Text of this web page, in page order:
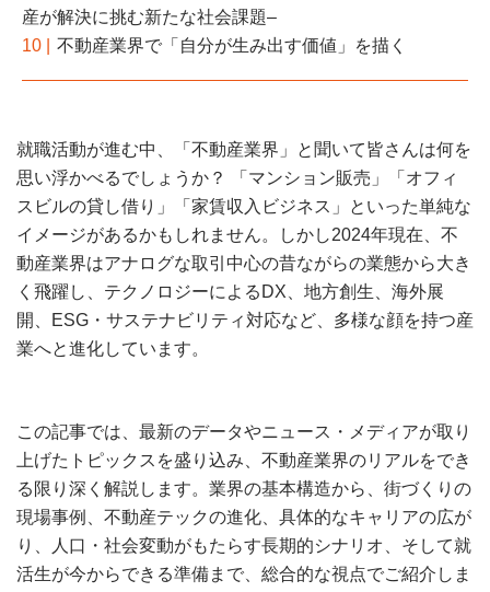
産が解決に挑む新たな社会課題–
10 |
不動産業界で「自分が生み出す価値」を描く
就職活動が進む中、「不動産業界」と聞いて皆さんは何を
思い浮かべるでしょうか？ 「マンション販売」「オフィ
スビルの貸し借り」「家賃収入ビジネス」といった単純な
イメージがあるかもしれません。しかし2024年現在、不
動産業界はアナログな取引中心の昔ながらの業態から大き
く飛躍し、テクノロジーによるDX、地方創生、海外展
開、ESG・サステナビリティ対応など、多様な顔を持つ産
業へと進化しています。
この記事では、最新のデータやニュース・メディアが取り
上げたトピックスを盛り込み、不動産業界のリアルをでき
る限り深く解説します。業界の基本構造から、街づくりの
現場事例、不動産テックの進化、具体的なキャリアの広が
り、人口・社会変動がもたらす長期的シナリオ、そして就
活生が今からできる準備まで、総合的な視点でご紹介しま